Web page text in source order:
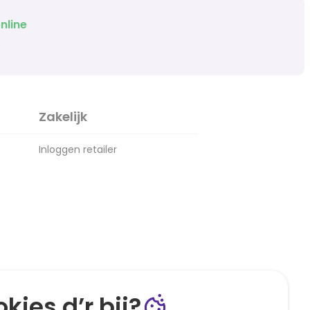
Zakelijk
Inloggen retailer